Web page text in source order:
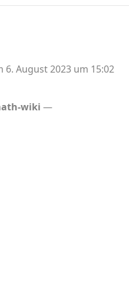
6. August 2023 um 15:02
wiki